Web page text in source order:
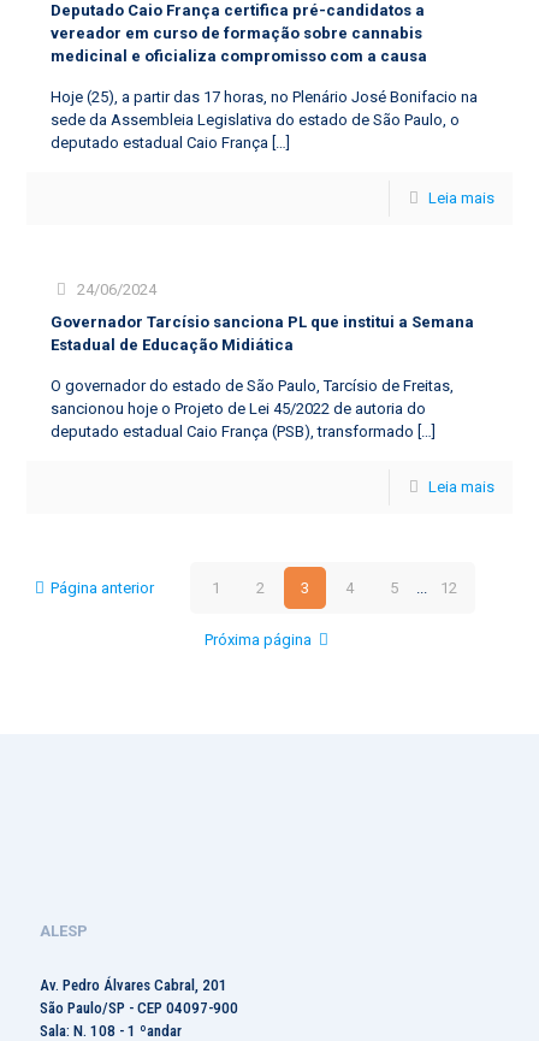
Deputado Caio França certifica pré-candidatos a
vereador em curso de formação sobre cannabis
medicinal e oficializa compromisso com a causa
Hoje (25), a partir das 17 horas, no Plenário José Bonifacio na
sede da Assembleia Legislativa do estado de São Paulo, o
deputado estadual Caio França […]
Leia mais
24/06/2024
Governador Tarcísio sanciona PL que institui a Semana
Estadual de Educação Midiática
O governador do estado de São Paulo, Tarcísio de Freitas,
sancionou hoje o Projeto de Lei 45/2022 de autoria do
deputado estadual Caio França (PSB), transformado […]
Leia mais
Página anterior 1 2 3 4 5 ... 12
Próxima página
ALESP
Av. Pedro Álvares Cabral, 201
São Paulo/SP - CEP 04097-900
Sala: N. 108 - 1 ºandar